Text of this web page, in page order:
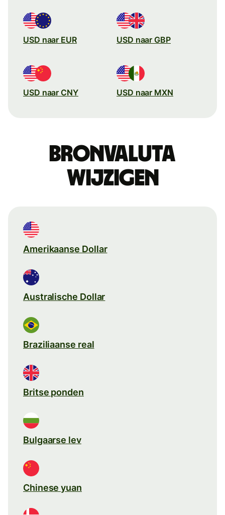
USD naar EUR USD naar GBP
USD naar CNY USD naar MXN
Bronvaluta
wijzigen
Amerikaanse Dollar
Australische Dollar
Braziliaanse real
Britse ponden
Bulgaarse lev
Chinese yuan